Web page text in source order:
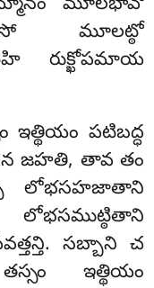
మూలభావో
మూలట్ఠో
రుక్ఖోపమాయ
ఇత్థియం పటిబద్ధ
జహతి, తావ తం
లోభసహజాతాని
సబ్బాని చ
ఇత్థియం